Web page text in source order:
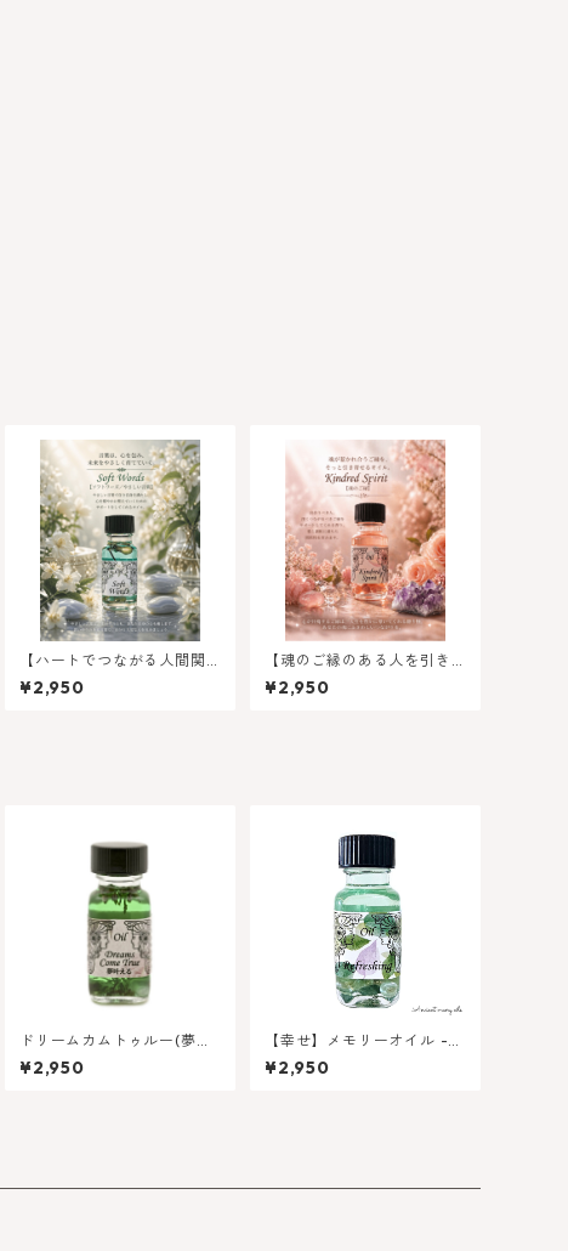
【ハートでつながる人間関
係】ソフトワーズ（やさし
い言葉)
¥2,950
【魂のご縁のある人を引き
つける】キンドレッドスピ
リット（魂のご縁）
¥2,950
ドリームカムトゥルー(夢叶
える) - アンシェントメモリ
ーオイル | チャンスを招き
¥2,950
【幸せ】メモリーオイル -
リフレッシュ
¥2,950